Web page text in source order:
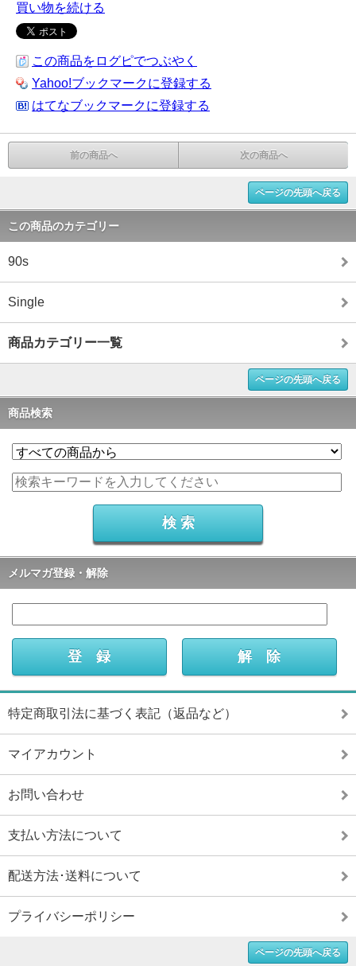
買い物を続ける
この商品をログピでつぶやく
Yahoo!ブックマークに登録する
はてなブックマークに登録する
前の商品へ 次の商品へ
ページの先頭へ戻る
この商品のカテゴリー
90s
Single
商品カテゴリー一覧
ページの先頭へ戻る
商品検索
メルマガ登録・解除
特定商取引法に基づく表記（返品など）
マイアカウント
お問い合わせ
支払い方法について
配送方法･送料について
プライバシーポリシー
ページの先頭へ戻る